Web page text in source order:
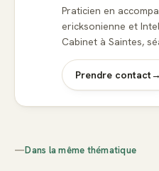
Praticien en
ericksonienne et
Cabinet à Saintes,
Prendre contact→
—Dans la même thématique